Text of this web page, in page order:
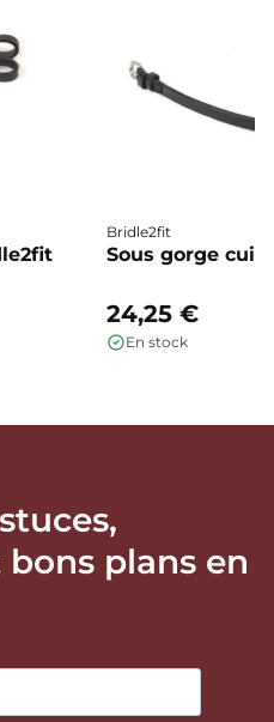
Bridle2fit
Sous gorge
24,25 €
En stock
plans en